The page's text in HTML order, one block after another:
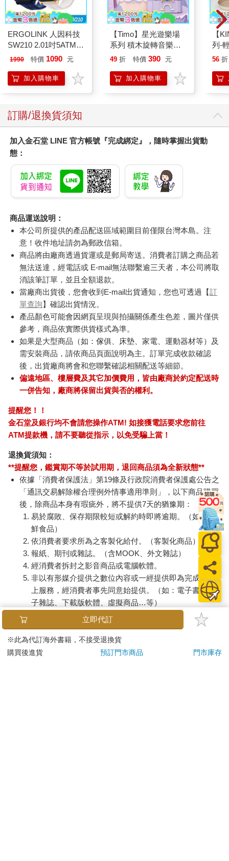
ERGOLINK 人因科技
SW210 2.01吋5ATM游
泳心率血氧藍牙通話腕
1990 特價 1090 元
加入購物車
【Timo】星光遊樂場
系列 積木旋轉音樂盒
禮物
49 折 特價 390 元
加入購物車
【
列-
平
56 折
訂購/退換貨須知
加入金石堂 LINE 官方帳號『完成綁定』，隨時掌握出貨動
態：
商品運送說明：
本公司所提供的產品配送區域範圍目前僅限台灣本島。注
意！收件地址請勿為郵政信箱。
商品將由廠商透過貨運或是郵局寄送。消費者訂購之商品若
無法送達，經電話或 E-mail無法聯繫逾三天者，本公司將取
消該筆訂單，並且全額退款。
當廠商出貨後，您會收到E-mail出貨通知，您也可透過【訂
單查詢】確認出貨情況。
產品顏色可能會因網頁呈現與拍攝關係產生色差，圖片僅供
參考，商品依實際供貨樣式為準。
如果是大型商品（如：傢俱、床墊、家電、運動器材等）及
需安裝商品，請依商品頁面說明為主。訂單完成收款確認
後，出貨廠商將會和您聯繫確認相關配送等細節。
偏遠地區、樓層費及其它加價費用，皆由廠商於約定配送時
一併告知，廠商將保留出貨與否的權利。
提醒您！！
金石堂及銀行均不會請您操作ATM! 如接獲電話要求您前往
ATM提款機，請不要聽從指示，以免受騙上當！
退換貨須知：
**提醒您，鑑賞期不等於試用期，退回商品須為全新狀態**
依據「消費者保護法」第19條及行政院消費者保護處公告之
「通訊交易解除權合理例外情事適用準則」，以下商品購買
後，除商品本身有瑕疵外，將不提供7天的猶豫期：
易於腐敗、保存期限較短或解約時即將逾期。（如：生
鮮食品）
依消費者要求所為之客製化給付。（客製化商品）
報紙、期刊或雜誌。（含MOOK、外文雜誌）
經消費者拆封之影音商品或電腦軟體。
非以有形媒介提供之數位內容或一經提供即為完成之線
上服務，經消費者事先同意始提供。（如：電子書、電
子雜誌、下載版軟體、虛擬商品…等）
已拆封之個人衛生用品。（如：內衣褲、刮鬍刀、除毛
若非上列種類商品，均享有到貨7天的猶豫期（含例假
日）。
立即代訂
※此為代訂海外書籍，不接受退換貨
購買後進貨
預訂門市商品 門市庫存